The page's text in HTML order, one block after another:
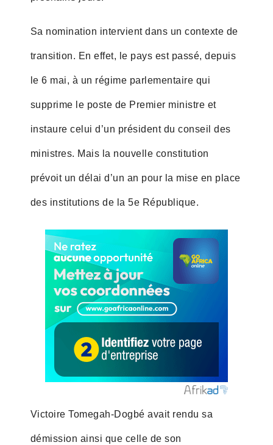
Sa nomination intervient dans un contexte de
transition. En effet, le pays est passé, depuis
le 6 mai, à un régime parlementaire qui
supprime le poste de Premier ministre et
instaure celui d’un président du conseil des
ministres. Mais la nouvelle constitution
prévoit un délai d’un an pour la mise en place
des institutions de la 5e République.
Victoire Tomegah-Dogbé avait rendu sa
démission ainsi que celle de son